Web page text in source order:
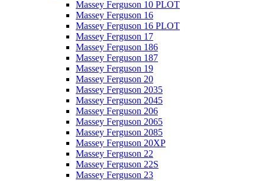
Massey Ferguson 10 PLOT
Massey Ferguson 16
Massey Ferguson 16 PLOT
Massey Ferguson 17
Massey Ferguson 186
Massey Ferguson 187
Massey Ferguson 19
Massey Ferguson 20
Massey Ferguson 2035
Massey Ferguson 2045
Massey Ferguson 206
Massey Ferguson 2065
Massey Ferguson 2085
Massey Ferguson 20XP
Massey Ferguson 22
Massey Ferguson 22S
Massey Ferguson 23